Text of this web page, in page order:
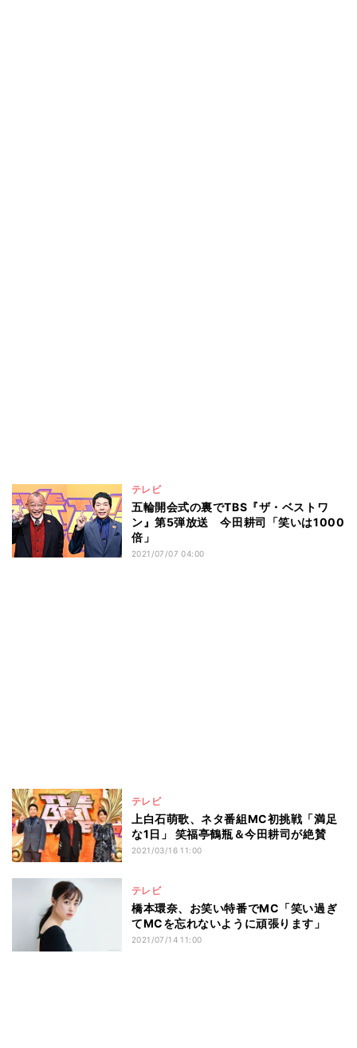
テレビ
五輪開会式の裏でTBS『ザ・ベストワ
ン』第5弾放送 今田耕司「笑いは1000
倍」
2021/07/07 04:00
テレビ
上白石萌歌、ネタ番組MC初挑戦「満足
な1日」 笑福亭鶴瓶＆今田耕司が絶賛
2021/03/16 11:00
テレビ
橋本環奈、お笑い特番でMC「笑い過ぎ
てMCを忘れないように頑張ります」
2021/07/14 11:00